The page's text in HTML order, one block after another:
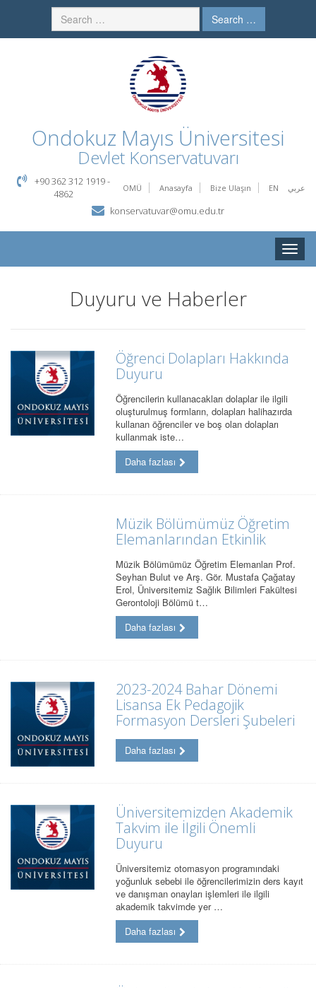
Search …
Ondokuz Mayıs Üniversitesi
Devlet Konservatuvarı
OMÜ Anasayfa Bize Ulaşın EN عربي
+90 362 312 1919 -
4862
konservatuvar@omu.edu.tr
Toggle
Duyuru ve Haberler
Öğrenci Dolapları Hakkında
Duyuru
Öğrencilerin kullanacakları dolaplar ile ilgili
oluşturulmuş formların, dolapları halihazırda
kullanan öğrenciler ve boş olan dolapları
kullanmak iste…
Daha fazlası
Müzik Bölümümüz Öğretim
Elemanlarından Etkinlik
Müzik Bölümümüz Öğretim Elemanları Prof.
Seyhan Bulut ve Arş. Gör. Mustafa Çağatay
Erol, Üniversitemiz Sağlık Bilimleri Fakültesi
Gerontoloji Bölümü t…
Daha fazlası
2023-2024 Bahar Dönemi
Lisansa Ek Pedagojik
Formasyon Dersleri Şubeleri
Daha fazlası
Üniversitemizden Akademik
Takvim ile İlgili Önemli
Duyuru
Üniversitemiz otomasyon programındaki
yoğunluk sebebi ile öğrencilerimizin ders kayıt
ve danışman onayları işlemleri ile ilgili
akademik takvimde yer …
Daha fazlası